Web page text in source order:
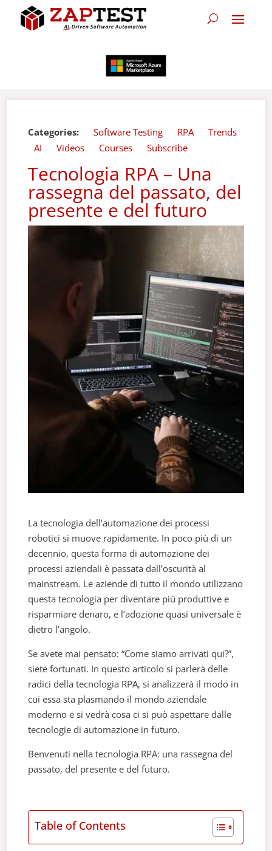
Categories: Software Testing RPA
Trends
AI
Videos Courses Subscribe
Tecnologia RPA – Una
rassegna del passato, del
presente e del futuro
La tecnologia dell’automazione dei processi
robotici si muove rapidamente. In poco più di un
decennio, questa forma di automazione dei
processi aziendali è passata dall’oscurità al
mainstream. Le aziende di tutto il mondo utilizzano
questa tecnologia per diventare più produttive e
risparmiare denaro, e l’adozione quasi universale è
dietro l’angolo.
Se avete mai pensato: “Come siamo arrivati qui?”,
siete fortunati. In questo articolo si parlerà delle
radici della tecnologia RPA, si analizzerà il modo in
cui essa sta plasmando il mondo aziendale
moderno e si vedrà cosa ci si può aspettare dalle
tecnologie di automazione in futuro.
Benvenuti nella tecnologia RPA: una rassegna del
passato, del presente e del futuro.
Table of Contents